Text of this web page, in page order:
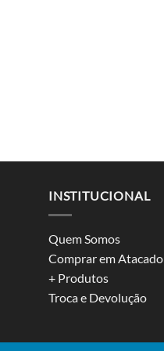
INSTITUCIONAL
Quem Somos
Comprar em Atacado
+ Produtos
Troca e Devolução